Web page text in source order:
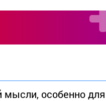
мысли, особенно